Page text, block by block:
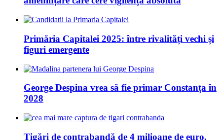
Primăria Capitalei 2025: între rivalități vechi și
figuri emergente
George Despina vrea să fie primar Constanța în
2028
Țigări de contrabandă de 4 milioane de euro,